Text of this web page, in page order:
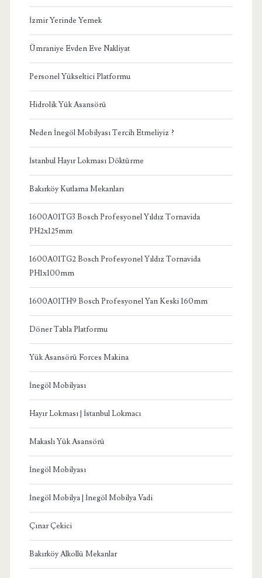
İzmir Yerinde Yemek
Ümraniye Evden Eve Nakliyat
Personel Yükseltici Platformu
Hidrolik Yük Asansörü
Neden İnegöl Mobilyası Tercih Etmeliyiz ?
İstanbul Hayır Lokması Döktürme
Bakırköy Kutlama Mekanları
1600A01TG3 Bosch Profesyonel Yıldız Tornavida
PH2x125mm
1600A01TG2 Bosch Profesyonel Yıldız Tornavida
PH1x100mm
1600A01TH9 Bosch Profesyonel Yan Keski 160mm
Döner Tabla Platformu
Yük Asansörü Forces Makina
İnegöl Mobilyası
Hayır Lokması | İstanbul Lokmacı
Makaslı Yük Asansörü
İnegöl Mobilyası
İnegöl Mobilya | İnegöl Mobilya Vadi
Çınar Çekici
Bakırköy Alkollü Mekanlar